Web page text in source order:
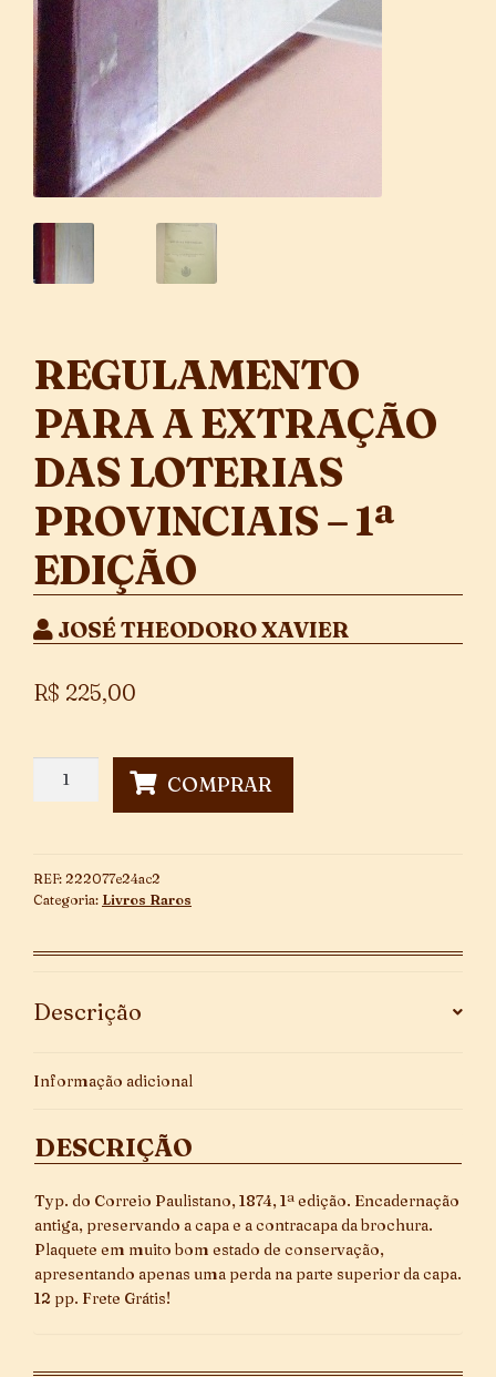
REGULAMENTO
PARA A EXTRAÇÃO
DAS LOTERIAS
PROVINCIAIS – 1ª
EDIÇÃO
JOSÉ THEODORO XAVIER
R$ 225,00
Regulamento
Loterias
quantidade
COMPRAR
REF: 222077e24ac2
Categoria: Livros Raros
Descrição
Informação adicional
DESCRIÇÃO
Typ. do Correio Paulistano, 1874, 1ª edição. Encadernação
antiga, preservando a capa e a contracapa da brochura.
Plaquete em muito bom estado de conservação,
apresentando apenas uma perda na parte superior da capa.
12 pp. Frete Grátis!